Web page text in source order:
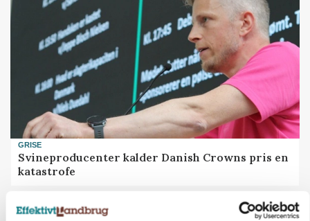
GRISE
Svineproducenter kalder Danish Crowns pris en
katastrofe